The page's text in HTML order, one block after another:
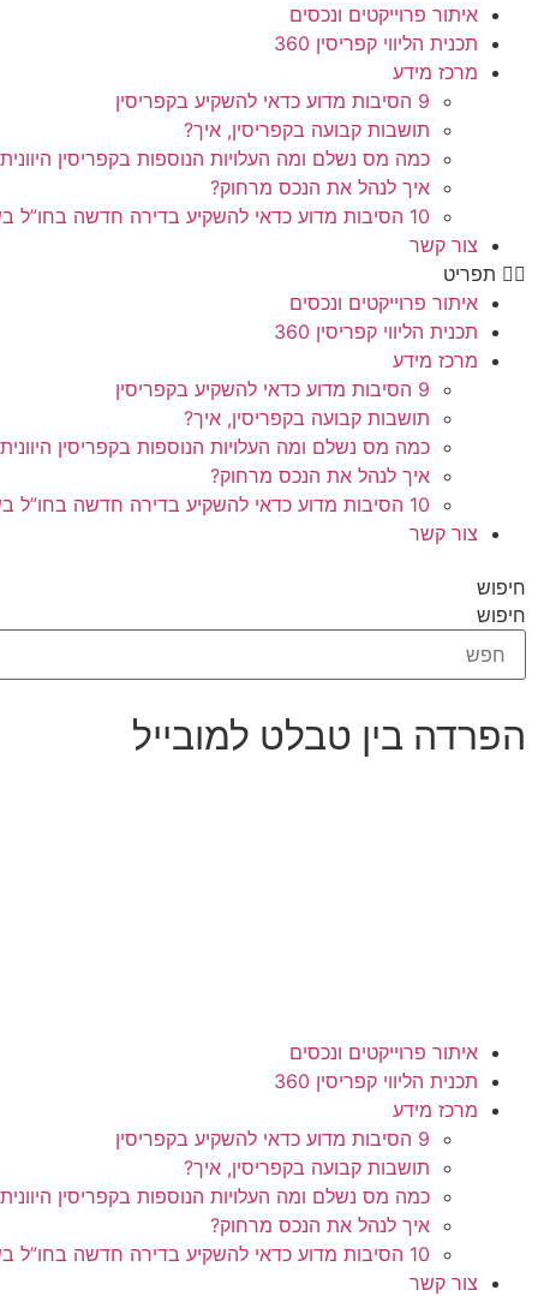
איתור פרוייקטים ונכסים
תכנית הליווי קפריסין 360
מרכז מידע
9 הסיבות מדוע כדאי להשקיע בקפריסין
תושבות קבועה בקפריסין, איך?
כמה מס נשלם ומה העלויות הנוספות בקפריסין
איך לנהל את הנכס מרחוק?
10 הסיבות מדוע כדאי להשקיע בדירה חדשה בחו”ל בשלב הפריסייל
צור קשר
תפריט
איתור פרוייקטים ונכסים
תכנית הליווי קפריסין 360
מרכז מידע
9 הסיבות מדוע כדאי להשקיע בקפריסין
תושבות קבועה בקפריסין, איך?
כמה מס נשלם ומה העלויות הנוספות בקפריסין
איך לנהל את הנכס מרחוק?
10 הסיבות מדוע כדאי להשקיע בדירה חדשה בחו”ל בשלב הפריסייל
צור קשר
חיפוש
חיפוש
הפרדה בין טבלט למובייל
איתור פרוייקטים ונכסים
תכנית הליווי קפריסין 360
מרכז מידע
9 הסיבות מדוע כדאי להשקיע בקפריסין
תושבות קבועה בקפריסין, איך?
כמה מס נשלם ומה העלויות הנוספות בקפריסין
איך לנהל את הנכס מרחוק?
10 הסיבות מדוע כדאי להשקיע בדירה חדשה בחו”ל בשלב הפריסייל
צור קשר